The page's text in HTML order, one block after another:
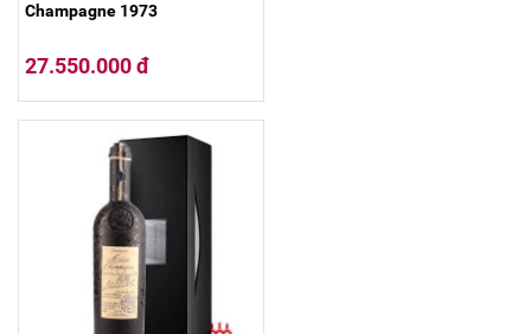
Champagne 1973
27.550.000 đ